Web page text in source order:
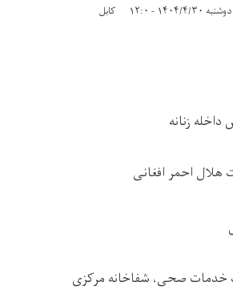
دوشنبه ۱۴۰۴/۴/۳۰ - ۱۲:۰ کابل
زنانه
هلال احمر افغانی
صحی، شفاخانه مرکزی